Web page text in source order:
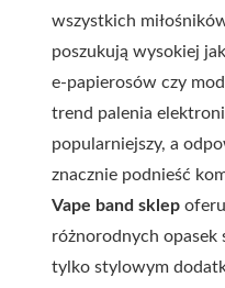
wszystkich
poszukują wysokiej
e-papierosów czy
trend palenia
popularniejszy, a
znacznie podnieść
Vape band sklep
różnorodnych
tylko stylowym